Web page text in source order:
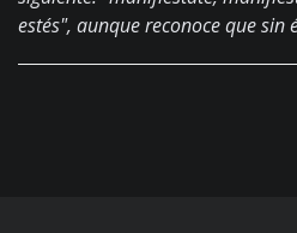
estés", aunque reconoce que sin